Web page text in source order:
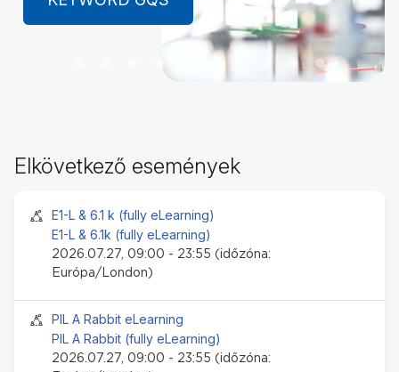
LEARN MORE
Elkövetkező események
Jelenléti esemény
E1-L & 6.1 k (fully eLearning)
E1-L & 6.1k (fully eLearning)
2026.07.27, 09:00 - 23:55 (időzóna:
Európa/London)
Jelenléti esemény
PIL A Rabbit eLearning
PIL A Rabbit (fully eLearning)
2026.07.27, 09:00 - 23:55 (időzóna: